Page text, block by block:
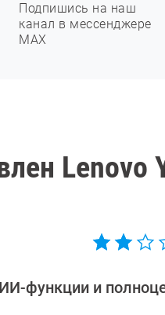
Подпишись на наш
канал в мессенджере
МАХ
Lenovo
функции и